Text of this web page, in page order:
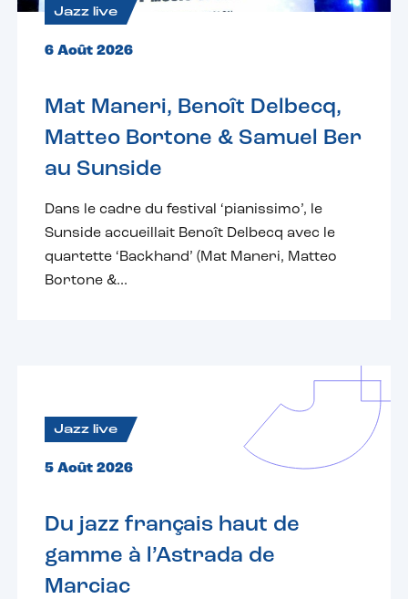
Jazz live
6 Août 2026
Mat Maneri, Benoît Delbecq,
Matteo Bortone & Samuel Ber
au Sunside
Dans le cadre du festival ‘pianissimo’, le
Sunside accueillait Benoît Delbecq avec le
quartette ‘Backhand’ (Mat Maneri, Matteo
Bortone &...
Jazz live
5 Août 2026
Du jazz français haut de
gamme à l’Astrada de
Marciac